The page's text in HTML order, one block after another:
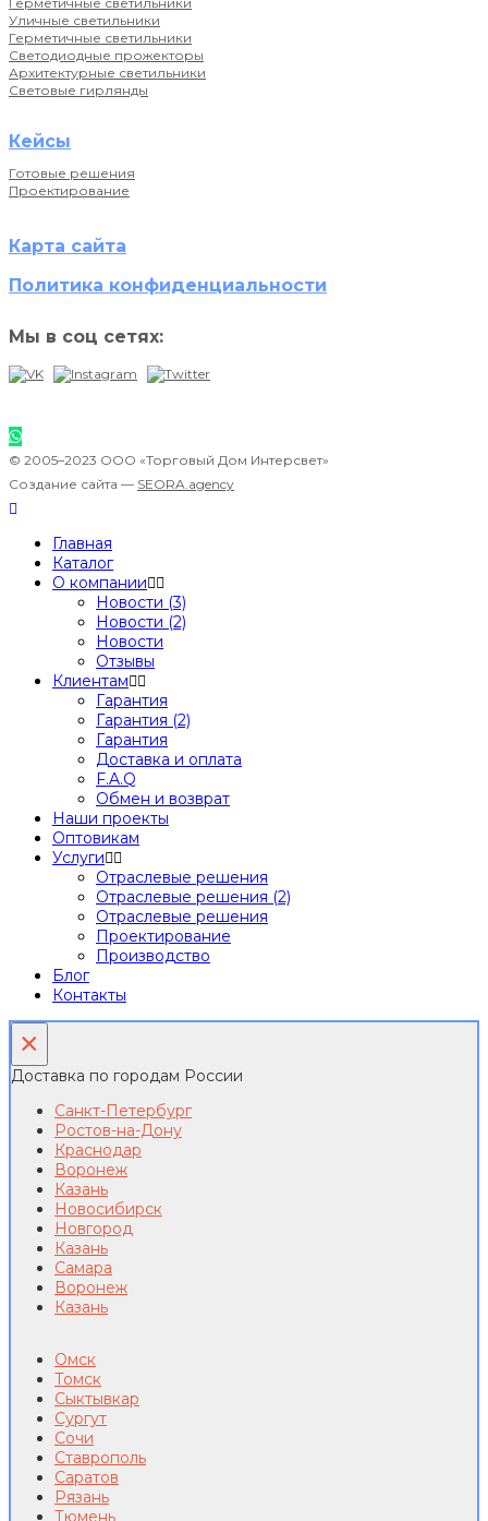
Уличные светильники
Герметичные светильники
Светодиодные прожекторы
Архитектурные светильники
Световые гирлянды
Кейсы
Готовые решения
Проектирование
Карта сайта
Политика конфиденциальности
Мы в соц сетях:
© 2005–2023 ООО «Торговый Дом Интерсвет»
Создание сайта — SEORA.agency
Главная
Каталог
О компании
Новости (3)
Новости (2)
Новости
Отзывы
Клиентам
Гарантия
Гарантия (2)
Гарантия
Доставка и оплата
F.A.Q
Обмен и возврат
Наши проекты
Оптовикам
Услуги
Отраслевые решения
Отраслевые решения (2)
Отраслевые решения
Проектирование
Производство
Блог
Контакты
×
Доставка по городам России
Санкт-Петербург
Ростов-на-Дону
Краснодар
Воронеж
Казань
Новосибирск
Новгород
Казань
Самара
Воронеж
Казань
Омск
Томск
Сыктывкар
Сургут
Сочи
Ставрополь
Саратов
Рязань
Тюмень